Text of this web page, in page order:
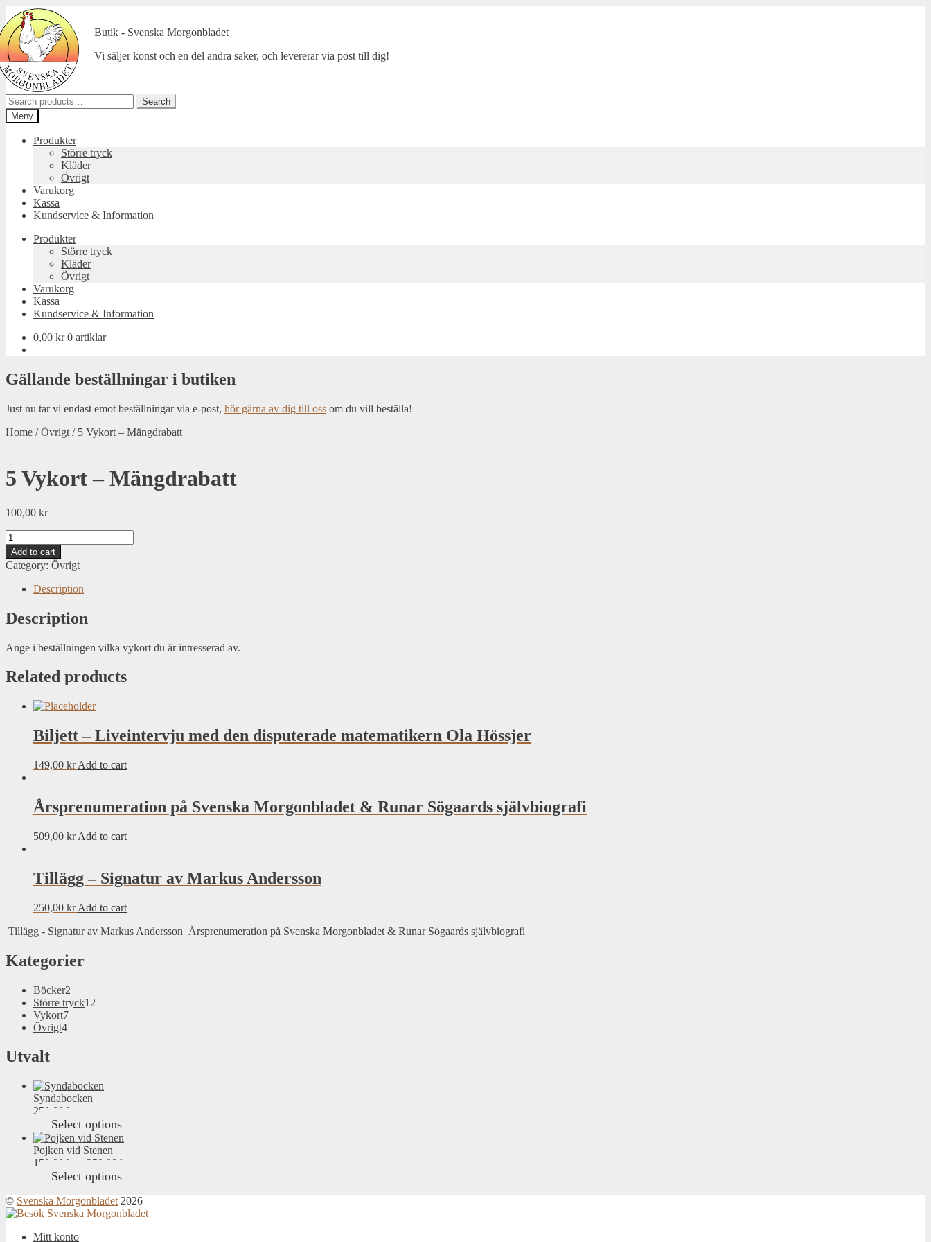
Hoppa
till
navigering
Hoppa
till
innehåll
Butik - Svenska Morgonbladet
Vi säljer konst och en del andra saker, och levererar via post till dig!
Search
for:
Search
Meny
Produkter
Större tryck
Kläder
Övrigt
Varukorg
Kassa
Kundservice & Information
Produkter
Större tryck
Kläder
Övrigt
Varukorg
Kassa
Kundservice & Information
0,00 kr 0 artiklar
Gällande beställningar i butiken
Just nu tar vi endast emot beställningar via e-post, hör gärna av dig till oss om du vill beställa!
Home /Övrigt / 5 Vykort – Mängdrabatt
5 Vykort – Mängdrabatt
100,00 kr
5
Vykort
-
Mängdrabatt
quantity
Add to cart
Category: Övrigt
Description
Description
Ange i beställningen vilka vykort du är intresserad av.
Related products
Biljett – Liveintervju med den disputerade matematikern Ola Hössjer
149,00 kr Add to cart
Årsprenumeration på Svenska Morgonbladet & Runar Sögaards självbiografi
509,00 kr Add to cart
Tillägg – Signatur av Markus Andersson
250,00 kr Add to cart
Tillägg - Signatur av Markus Andersson Årsprenumeration på Svenska Morgonbladet & Runar Sögaards självbiografi
Kategorier
Böcker2
products
Större tryck12
Vykort77
Övrigt44
Utvalt
Syndabocken
250,00 kr
Select options
Pojken vid Stenen
150,00 kr 250,00 kr
Select options
© Svenska Morgonbladet 2026
Mitt konto